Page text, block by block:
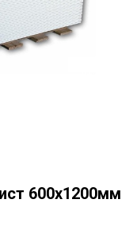
600х1200мм